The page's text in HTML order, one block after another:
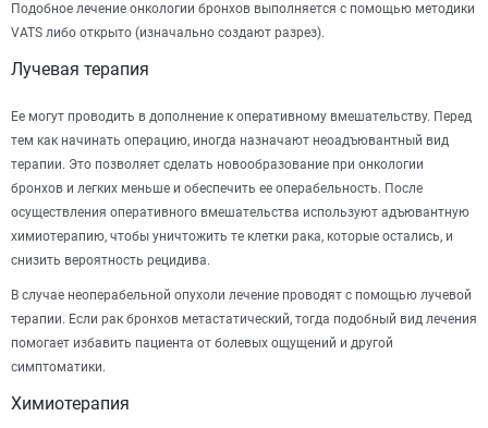
Подобное лечение онкологии бронхов выполняется с помощью методики
VATS либо открыто (изначально создают разрез).
Лучевая терапия
Ее могут проводить в дополнение к оперативному вмешательству. Перед
тем как начинать операцию, иногда назначают неоадъювантный вид
терапии. Это позволяет сделать новообразование при онкологии
бронхов и легких меньше и обеспечить ее операбельность. После
осуществления оперативного вмешательства используют адъювантную
химиотерапию, чтобы уничтожить те клетки рака, которые остались, и
снизить вероятность рецидива.
В случае неоперабельной опухоли лечение проводят с помощью лучевой
терапии. Если рак бронхов метастатический, тогда подобный вид лечения
помогает избавить пациента от болевых ощущений и другой
симптоматики.
Химиотерапия